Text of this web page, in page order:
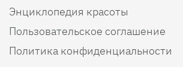
Энциклопедия красоты
Пользовательское соглашение
Политика конфиденциальности